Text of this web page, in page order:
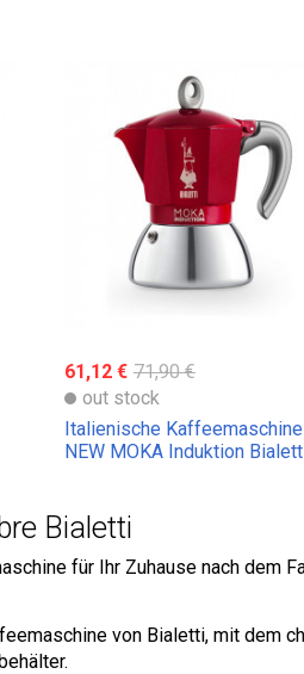
61,12 € 71,90 €
out stock
Italienische Kaffeemaschine
NEW MOKA Induktion
Bialetti
für Ihr Zuhause nach dem
von Bialetti, mit dem